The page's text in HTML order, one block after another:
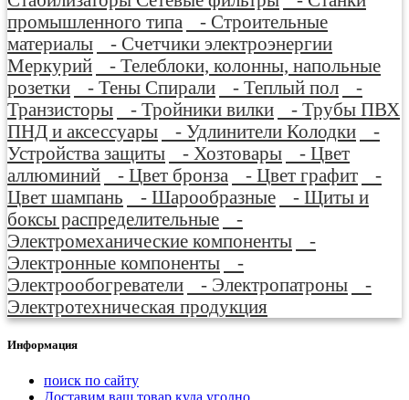
промышленного типа
- Строительные
материалы
- Счетчики электроэнергии
Меркурий
- Телеблоки, колонны, напольные
розетки
- Тены Спирали - Теплый пол
-
Транзисторы
- Тройники вилки
- Трубы ПВХ
ПНД и аксессуары
- Удлинители Колодки
-
Устройства защиты
- Хозтовары
- Цвет
аллюминий
- Цвет бронза - Цвет графит
-
Цвет шампань
- Шарообразные
- Щиты и
боксы распределительные
-
Электромеханические компоненты
-
Электронные компоненты
-
Электрообогреватели
- Электропатроны
-
Электротехническая продукция
Информация
поиск по сайту
Доставим ваш товар куда угодно